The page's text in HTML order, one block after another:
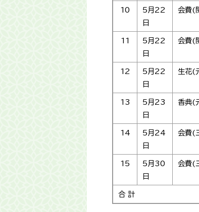
10
5月22
日
会費(
11
5月22
日
会費(
12
5月22
日
生花(
13
5月23
日
香典(
14
5月24
日
会費(
15
5月30
日
会費(
合 計